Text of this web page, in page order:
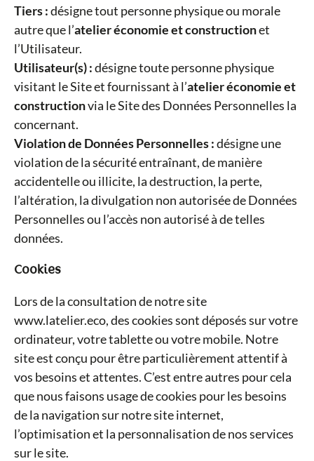
Tiers :désigne tout personne physique ou morale
autre que l’atelier économie et constructionet
l’Utilisateur.
Utilisateur(s) :désigne toute personne physique
visitant le Site et fournissant à l’atelier économie et
constructionvia le Site des Données Personnelles la
concernant.
Violation de Données Personnelles :désigne une
violation de la sécurité entraînant, de manière
accidentelle ou illicite, la destruction, la perte,
l’altération, la divulgation non autorisée de Données
Personnelles ou l’accès non autorisé à de telles
données.
Cookies
Lors de la consultation de notre site
www.latelier.eco, des cookies sont déposés sur votre
ordinateur, votre tablette ou votre mobile. Notre
site est conçu pour être particulièrement attentif à
vos besoins et attentes. C’est entre autres pour cela
que nous faisons usage de cookies pour les besoins
de la navigation sur notre site internet,
l’optimisation et la personnalisation de nos services
sur le site.